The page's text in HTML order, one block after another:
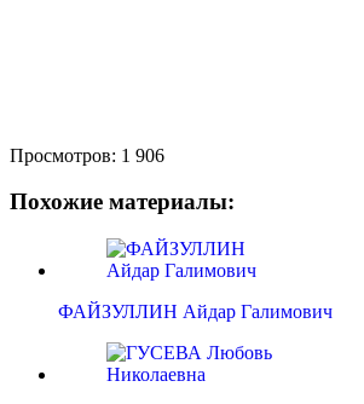
Просмотров: 1 906
Похожие материалы:
ФАЙЗУЛЛИН Айдар Галимович